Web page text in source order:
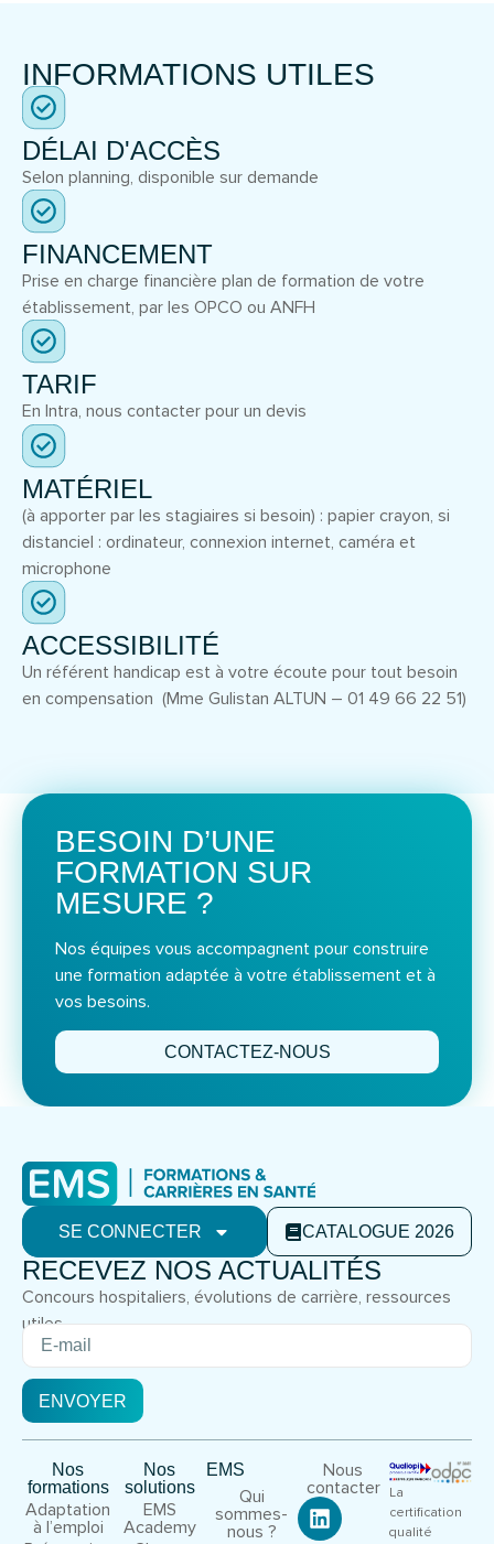
INFORMATIONS UTILES
DÉLAI D'ACCÈS
Selon planning, disponible sur demande
FINANCEMENT
Prise en charge financière plan de formation de votre
établissement, par les OPCO ou ANFH
TARIF
En Intra, nous contacter pour un devis
MATÉRIEL
(à apporter par les stagiaires si besoin) : papier crayon, si
distanciel : ordinateur, connexion internet, caméra et
microphone
ACCESSIBILITÉ
Un référent handicap est à votre écoute pour tout besoin
en compensation (Mme Gulistan ALTUN – 01 49 66 22 51)
BESOIN D’UNE
FORMATION SUR
MESURE ?
Nos équipes vous accompagnent pour construire
une formation adaptée à votre établissement et à
vos besoins.
CONTACTEZ-NOUS
SE CONNECTER CATALOGUE 2026
RECEVEZ NOS ACTUALITÉS
Concours hospitaliers, évolutions de carrière, ressources
utiles.
ENVOYER
Nos
formations
Adaptation
à l’emploi
Nos
solutions
EMS
Academy
EMS
Qui
sommes-
nous ?
Nous
contacter
La
certification
qualité